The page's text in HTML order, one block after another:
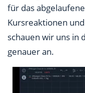
für das
Kursreaktionen
schauen wir uns in
genauer an.